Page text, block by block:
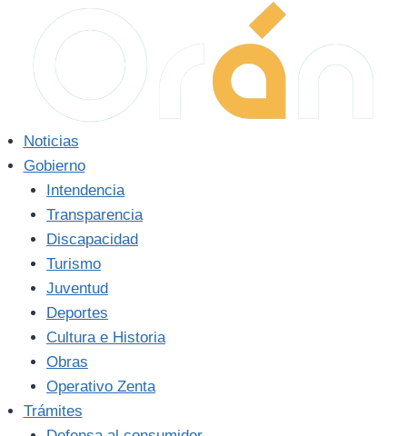
contenido
Noticias
Gobierno
Intendencia
Transparencia
Discapacidad
Turismo
Juventud
Deportes
Cultura e Historia
Obras
Operativo Zenta
Trámites